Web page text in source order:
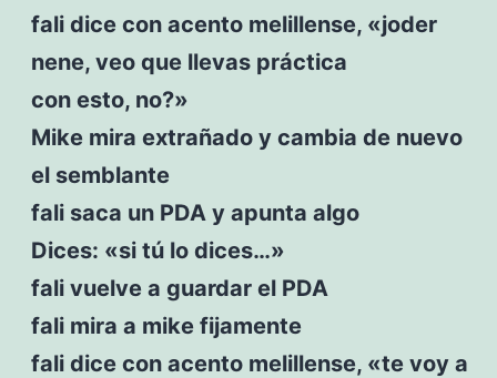
fali dice con acento melillense, «joder
nene, veo que llevas práctica
con esto, no?»
Mike mira extrañado y cambia de nuevo
el semblante
fali saca un PDA y apunta algo
Dices: «si tú lo dices…»
fali vuelve a guardar el PDA
fali mira a mike fijamente
fali dice con acento melillense, «te voy a